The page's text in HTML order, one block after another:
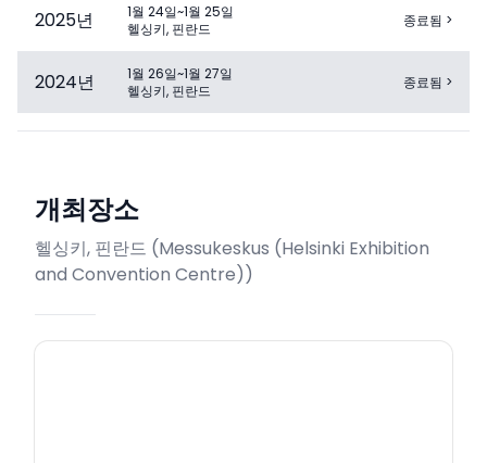
2025년
1월 24일~1월 25일
헬싱키, 핀란드
종료됨 >
2024년
1월 26일~1월 27일
헬싱키, 핀란드
종료됨 >
개최장소
헬싱키, 핀란드 (Messukeskus (Helsinki Exhibition
and Convention Centre))